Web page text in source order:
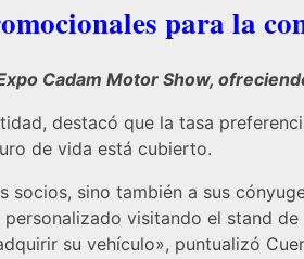
para la
Cadam Motor Show,
destacó que la tasa
de vida está cubierto.
sino también a sus
visitando el stand
su vehículo», puntualizó